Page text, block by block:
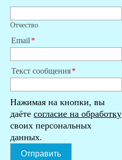
Отчество
Email
Текст сообщения
Нажимая на кнопки, вы
даёте согласие на обработку
своих персональных
данных.
Отправить